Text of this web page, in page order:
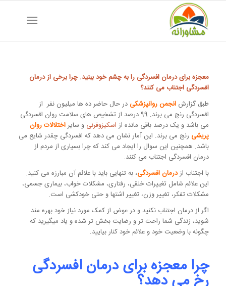
معجزه برای درمان افسردگی را به چشم خود ببنید. چرا برخی از درمان
افسردگی اجتناب می کنند؟
طبق گزارش انجمن روانپزشکی در حال حاضر ده ها میلیون نفر از
افسردگی رنج می برند. 99 درصد از تشخیص های سلامت روان افسردگی
می باشد و یک درصد باقی مانده از اسکیزوفرنی و سایراختلالات روان
پریشی رنج می برند. این آمار نشان می دهد که افسردگی چقدر شایع می
باشد. همچنین این سوال را ایجاد می کند که چرا بسیاری از مردم از
درمان افسردگی اجتناب می کنند.
با اجتناب ازدرمان افسردگی، به تنهایی باید با علائم آن مبارزه می کنید.
این علائم شامل تغییرات خلقی، رفتاری، مشکلات خواب، بیماری جسمی،
مشکلات تفکر، تغییر وزن، تغییر اشتها و حتی خودکشی است.
اگر از درمان اجتناب نکنید و در عوض از کمک مورد نیاز خود بهره مند
شوید، زندگی شما راحت تر و رضایت بخش تر شده و یاد میگیرید که
چگونه با وضعیت خود و علائم خود کنار بیایید.
چرا معجزه برای درمان افسردگی